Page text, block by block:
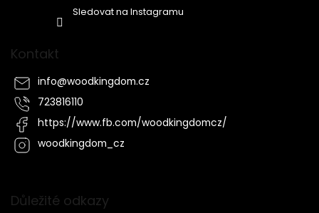
Sledovat na Instagramu
Kontakt
info@woodkingdom.cz
723816110
https://www.fb.com/woodkingdomcz/
woodkingdom_cz
Důležité odkazy